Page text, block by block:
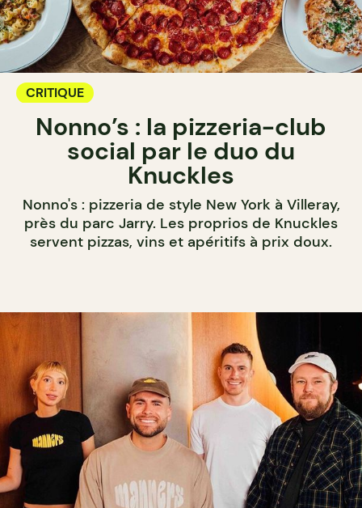
CRITIQUE
Nonno’s : la pizzeria-club
social par le duo du
Knuckles
Nonno's : pizzeria de style New York à Villeray,
près du parc Jarry. Les proprios de Knuckles
servent pizzas, vins et apéritifs à prix doux.